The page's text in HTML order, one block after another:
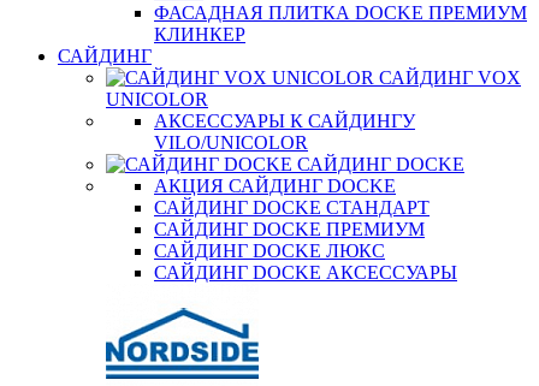
ФАСАДНАЯ ПЛИТКА DOCKE ПРЕМИУМ
КЛИНКЕР
САЙДИНГ
САЙДИНГ VOX
UNICOLOR
АКСЕССУАРЫ К САЙДИНГУ
VILO/UNICOLOR
САЙДИНГ DOCKE
АКЦИЯ САЙДИНГ DOCKE
САЙДИНГ DOCKE СТАНДАРТ
САЙДИНГ DOCKE ПРЕМИУМ
САЙДИНГ DOCKE ЛЮКС
САЙДИНГ DOCKE АКСЕССУАРЫ